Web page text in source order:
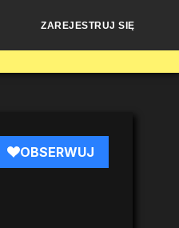
ZAREJESTRUJ SIĘ
OBSERWUJ